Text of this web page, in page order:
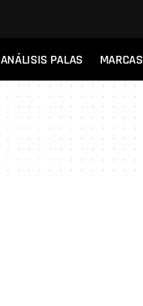
ANÁLISIS PALAS MARCAS